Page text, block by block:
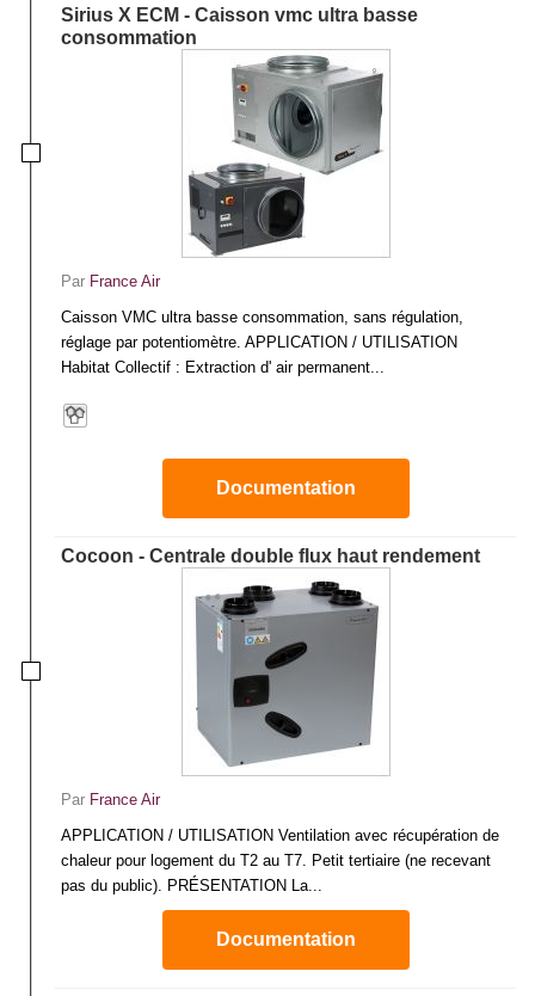
pour assurer l’extraction de l’air.
La tourelle se positionne en toiture et se raccorde par en dessous par une
gaine qui traverse le toit. Moins onéreuse et plus simple à installer, elle ne
permet pas de modification ou réglage de débit ou de pression, à moins de
rajouter un variateur de fréquence, ce qui en augmente le coût.
Le caisson : intérieur ou extérieur au choix
Le caisson peut être positionné en extérieur ou en intérieur dans un faux
plafond. Plus souple de fonctionnement et d’entretien car démontable, il est
facilement paramétrable et autorise le réglage de débit et de pression,
permettant de le choisir en fonction du bâtiment à équiper. S’il nécessite un
budget plus important, il offre également une très large gamme de modèles
dont certains à très basse consommation électrique, et un éventail de débit
d’air de 1400 à 32000 m3/h pour s’adapter à chaque situation.
Sirius X ECM - Caisson vmc ultra basse
consommation
Par France Air
Caisson VMC ultra basse consommation, sans régulation,
réglage par potentiomètre. APPLICATION / UTILISATION
Habitat Collectif : Extraction d' air permanent...
Documentation
Cocoon - Centrale double flux haut rendement
Par France Air
APPLICATION / UTILISATION Ventilation avec récupération de
chaleur pour logement du T2 au T7. Petit tertiaire (ne recevant
pas du public). PRÉSENTATION La...
Documentation